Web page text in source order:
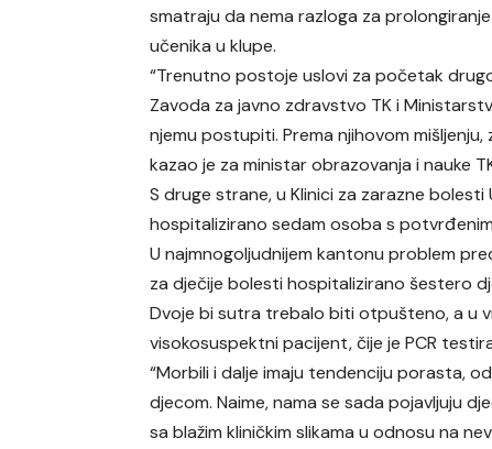
smatraju da nema razloga za
učenika u klupe.
“Trenutno postoje uslovi za početak
Zavoda za javno zdravstvo TK i
njemu postupiti. Prema njihovom
kazao je za ministar obrazovanja i nauke
S druge strane, u Klinici za zarazne
hospitalizirano sedam osoba s
U najmnogoljudnijem kantonu problem
za dječije bolesti hospitalizirano šestero
Dvoje bi sutra trebalo biti otpušteno, a u
visokosuspektni pacijent, čije je PCR
“Morbili i dalje imaju tendenciju porasta,
djecom. Naime, nama se sada pojavljuju
sa blažim kliničkim slikama u odnosu na